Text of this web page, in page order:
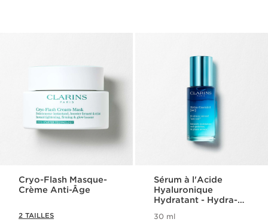
Cryo-Flash Masque-
Crème Anti-Âge
2 TAILLES
Sérum à l'Acide
Hyaluronique
Hydratant - Hydra-
30 ml